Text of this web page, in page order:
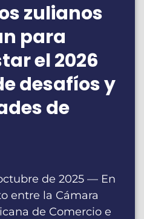
zulianos
para
el 2026
desafíos y
de
de 2025 — En
entre la Cámara
de Comercio e